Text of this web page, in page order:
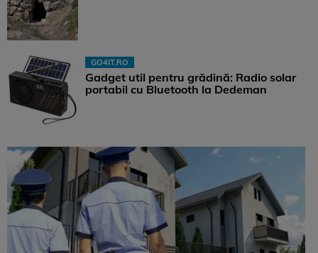
GO4IT.RO
Gadget util pentru grădină: Radio solar
portabil cu Bluetooth la Dedeman